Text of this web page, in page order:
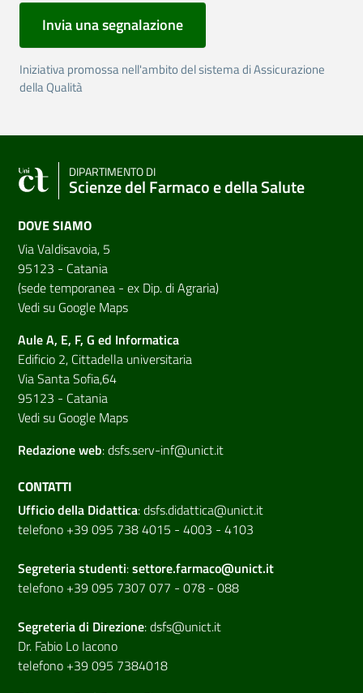
Invia una segnalazione
Iniziativa promossa nell'ambito del sistema di Assicurazione
della Qualità
DIPARTIMENTO DI
Scienze del Farmaco e della Salute
DOVE SIAMO
Via Valdisavoia, 5
95123 - Catania
(sede temporanea - ex Dip. di Agraria)
Vedi su Google Maps
Aule A, E, F, G ed Informatica
Edificio 2, Cittadella universitaria
Via Santa Sofia,64
95123 - Catania
Vedi su Google Maps
Redazione web:dsfs.serv-inf@unict.it
CONTATTI
Ufficio della Didattica:dsfs.didattica@unict.it
telefono +39 095 738 4015 - 4003 - 4103
Segreteria studenti:settore.farmaco@unict.it
telefono +39 095 7307 077 - 078 - 088
Segreteria di Direzione:dsfs@unict.it
Dr. Fabio Lo Iacono
telefono +39 095 7384018